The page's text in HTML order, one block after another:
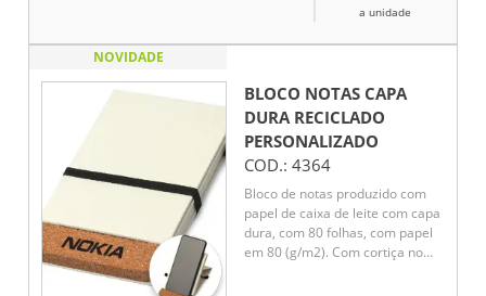
fortalecer a visibilidade da
a unidade
NOVIDADE
BLOCO NOTAS CAPA
DURA RECICLADO
PERSONALIZADO
COD.: 4364
Bloco de notas produzido com
papel de caixa de leite com capa
dura, com 80 folhas, com papel
em 80 (g/m2). Com cortiça no